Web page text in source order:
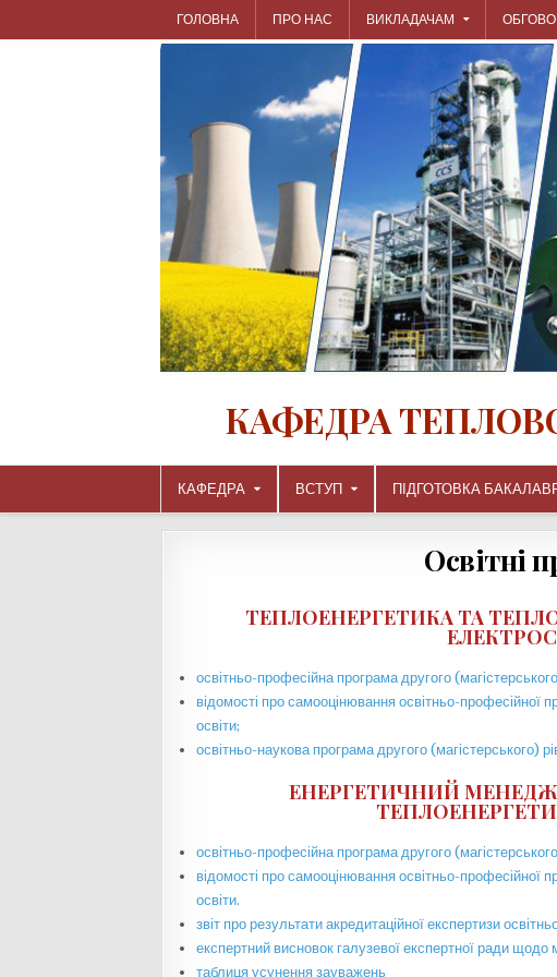
ГОЛОВНА ПРО НАС ВИКЛАДАЧАМ
КАФЕДРА
КАФЕДРА ВСТУП ПІДГОТОВКА
Освітні
ТЕПЛОЕНЕРГЕТИКА ТА
освітньо-професійна програма другого
відомості про самооцінювання освітньо-професійної
освіти;
освітньо-наукова програма другого (магістерського)
ЕНЕРГЕТИЧНИЙ
освітньо-професійна програма другого
відомості про самооцінювання освітньо-професійної
освіти.
звіт про результати акредитаційної експертизи
експертний висновок галузевої експертної ради щодо
таблиця усунення зауважень